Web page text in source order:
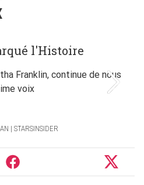
l'Histoire
| STARSINSIDER